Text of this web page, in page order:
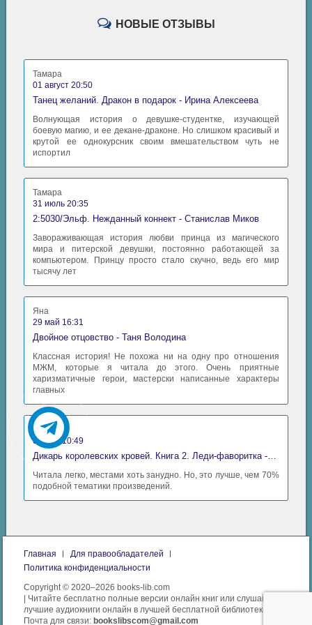
НОВЫЕ ОТЗЫВЫ
Тамара
01 август 20:50
Танец желаний. Дракон в подарок - Ирина Алексеева
Волнующая история о девушке-студентке, изучающей
боевую магию, и ее декане-драконе. Но слишком красивый и
крутой ее однокурсник своим вмешательством чуть не
испортил
Тамара
31 июль 20:35
2:5030/Эльф. Нежданный коннект - Станислав Миков
Завораживающая история любви принца из магического
мира и питерской девушки, постоянно работающей за
компьютером. Принцу просто стало скучно, ведь его мир
тысячу лет
Яна
29 май 16:31
Двойное отцовство - Таня Володина
Классная история! Не похожа ни на одну про отношения
МЖМ, которые я читала до этого. Очень приятные
харизматичные герои, мастерски написанные характеры
главных
Аида
06 май 10:49
Дикарь королевских кровей. Книга 2. Леди-фаворитка - Анна Сергеевна Гаврилова
Читала легко, местами хоть занудно. Но, это лучше, чем 70%
подобной тематики произведений.
Главная
Для правообладателей
Политика конфиденциальности
Copyright © 2020–2026 books-lib.com
| Читайте бесплатно полные версии онлайн книг или слушайте
лучшие аудиокниги онлайн в лучшей бесплатной библиотеке.
Почта для связи: bookslibscom@gmail.com